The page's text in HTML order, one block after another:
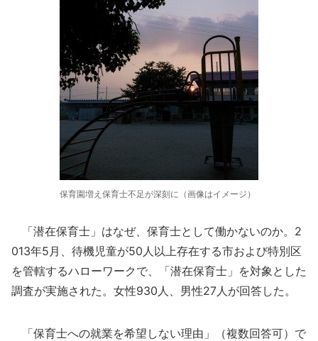
保育園増え保育士不足が深刻に（画像はイメージ）
「潜在保育士」はなぜ、保育士として働かないのか。2
013年5月、待機児童が50人以上存在する市および特別区
を管轄するハローワークで、「潜在保育士」を対象とした
調査が実施された。女性930人、男性27人が回答した。
「保育士への就業を希望しない理由」（複数回答可）で